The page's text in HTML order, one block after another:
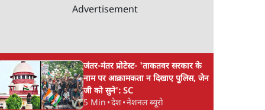
Advertisement
जंतर-मंतर प्रोटेस्ट- 'ताकतवर सरकार के
नाम पर आक्रामकता न दिखाए पुलिस, जेन
जी को सुने': SC
5 Min •देश•नेशनल ब्यूरो